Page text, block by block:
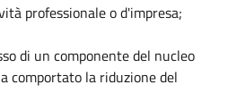
professionale o d'impresa;
di un componente del nucleo
comportato la riduzione del